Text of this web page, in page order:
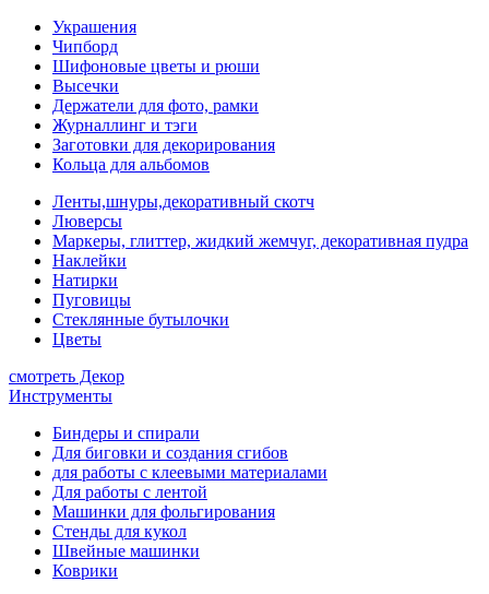
Украшения
Чипборд
Шифоновые цветы и рюши
Высечки
Держатели для фото, рамки
Журналлинг и тэги
Заготовки для декорирования
Кольца для альбомов
Ленты,шнуры,декоративный скотч
Люверсы
Маркеры, глиттер, жидкий жемчуг, декоративная пудра
Наклейки
Натирки
Пуговицы
Стеклянные бутылочки
Цветы
смотреть Декор
Инструменты
Биндеры и спирали
Для биговки и создания сгибов
для работы с клеевыми материалами
Для работы с лентой
Машинки для фольгирования
Стенды для кукол
Швейные машинки
Коврики